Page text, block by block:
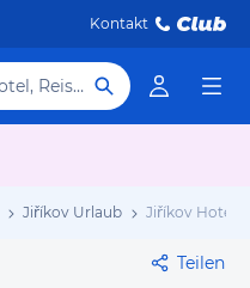
Kontakt
Hotel, Reiseziel
Jiříkov Urlaub Jiříkov Hotels
Teilen